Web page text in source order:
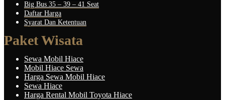
Big Bus 35 – 39 – 41 Seat
Daftar Harga
Syarat Dan Ketentuan
Paket Wisata
Sewa Mobil Hiace
Mobil Hiace Sewa
Harga Sewa Mobil Hiace
Sewa Hiace
Harga Rental Mobil Toyota Hiace